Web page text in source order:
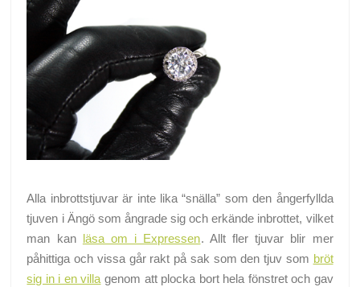
Alla inbrottstjuvar är inte lika “snälla” som den ångerfyllda
tjuven i Ängö som ångrade sig och erkände inbrottet, vilket
man kan läsa om i Expressen. Allt fler tjuvar blir mer
påhittiga och vissa går rakt på sak som den tjuv som bröt
sig in i en villa genom att plocka bort hela fönstret och gav